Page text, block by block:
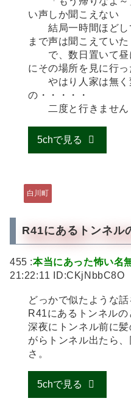
い声しか聞こえない
結局一時間ほどし
まで声は聞こえていた
で、数日置いて昼
にその場所を見に行っ
やはり人家は無く
の・・・・・
二度と行きません
5chで見る
白川町
R41にあるトンネル
455 :本当にあった怖い名
21:22:11 ID:CKjNbbC8O
どっかで似たような
R41にあるトンネルの
深夜にトンネル前に
がらトンネル出たら
さ。
5chで見る